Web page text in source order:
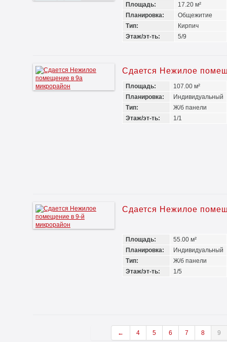
Площадь:
17.20 м²
Планировка:
Общежитие
Тип:
Кирпич
Этаж/эт-ть:
5/9
Сдается Нежилое
Площадь:
107.00 м²
Планировка:
Индивидуальный
Тип:
Ж/б панели
Этаж/эт-ть:
1/1
Сдается Нежилое
Площадь:
55.00 м²
Планировка:
Индивидуальный
Тип:
Ж/б панели
Этаж/эт-ть:
1/5
← 4 5 6 7 8 9